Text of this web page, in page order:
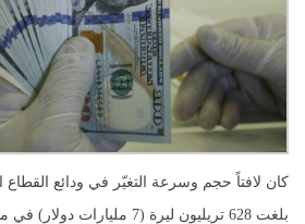
كان لافتاً حجم وسرعة التغيّر في ودائع القطاع